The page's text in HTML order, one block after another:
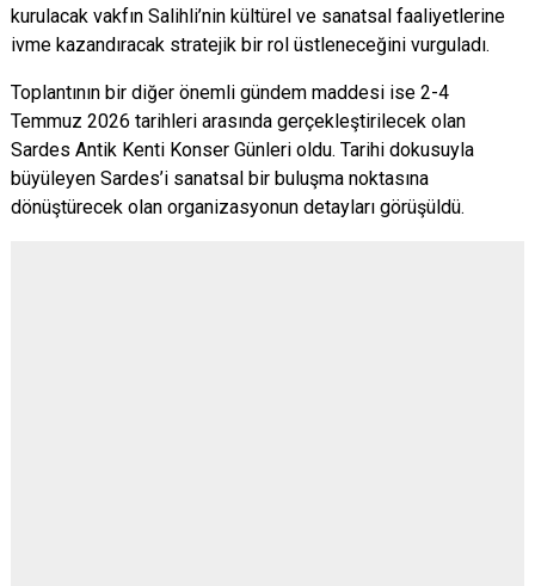
kurulacak vakfın Salihli’nin kültürel ve sanatsal faaliyetlerine
ivme kazandıracak stratejik bir rol üstleneceğini vurguladı.
Toplantının bir diğer önemli gündem maddesi ise 2-4
Temmuz 2026 tarihleri arasında gerçekleştirilecek olan
Sardes Antik Kenti Konser Günleri oldu. Tarihi dokusuyla
büyüleyen Sardes’i sanatsal bir buluşma noktasına
dönüştürecek olan organizasyonun detayları görüşüldü.